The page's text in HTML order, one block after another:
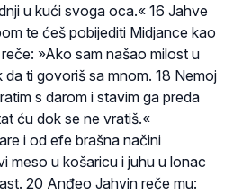
u kući svoga oca.« 16 Jahve
te ćeš pobijediti Midjance kao
»Ako sam našao milost u
ti govoriš sa mnom. 18 Nemoj
s darom i stavim ga preda
ću dok se ne vratiš.«
i od efe brašna načini
meso u košaricu i juhu u lonac
20 Anđeo Jahvin reče mu: